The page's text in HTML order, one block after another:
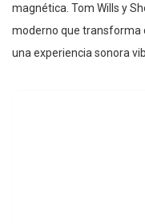
magnética. Tom Wills y
moderno que transforma
una experiencia sonora